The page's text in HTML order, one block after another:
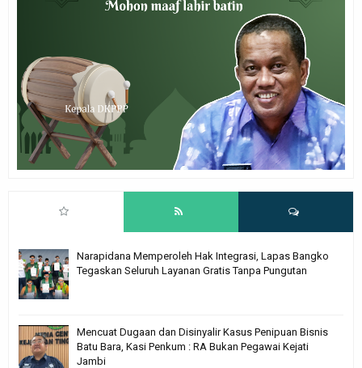
Narapidana Memperoleh Hak Integrasi, Lapas Bangko
Tegaskan Seluruh Layanan Gratis Tanpa Pungutan
Mencuat Dugaan dan Disinyalir Kasus Penipuan Bisnis
Batu Bara, Kasi Penkum : RA Bukan Pegawai Kejati
Jambi